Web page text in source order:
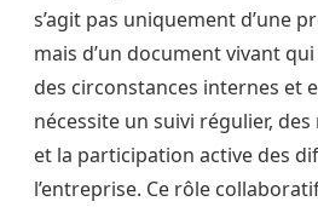
s’agit pas uniquement d’une
mais d’un document vivant
des circonstances internes et
nécessite un suivi régulier,
et la participation active des
l’entreprise. Ce rôle